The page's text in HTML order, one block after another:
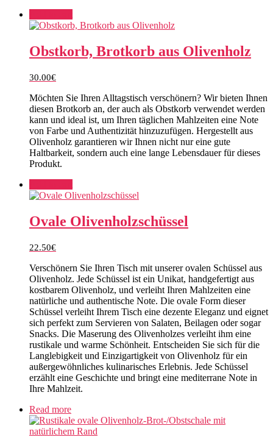
Obstkorb, Brotkorb aus Olivenholz
30.00€
Möchten Sie Ihren Alltagstisch verschönern? Wir bieten Ihnen
diesen Brotkorb an, der auch als Obstkorb verwendet werden
kann und ideal ist, um Ihren täglichen Mahlzeiten eine Note
von Farbe und Authentizität hinzuzufügen. Hergestellt aus
Olivenholz garantieren wir Ihnen nicht nur eine gute
Haltbarkeit, sondern auch eine lange Lebensdauer für dieses
Produkt.
Ovale Olivenholzschüssel
22.50€
Verschönern Sie Ihren Tisch mit unserer ovalen Schüssel aus
Olivenholz. Jede Schüssel ist ein Unikat, handgefertigt aus
kostbarem Olivenholz, und verleiht Ihren Mahlzeiten eine
natürliche und authentische Note. Die ovale Form dieser
Schüssel verleiht Ihrem Tisch eine dezente Eleganz und eignet
sich perfekt zum Servieren von Salaten, Beilagen oder sogar
Snacks. Die Maserung des Olivenholzes verleiht ihm eine
rustikale und warme Schönheit. Entscheiden Sie sich für die
Langlebigkeit und Einzigartigkeit von Olivenholz für ein
außergewöhnliches kulinarisches Erlebnis. Jede Schüssel
erzählt eine Geschichte und bringt eine mediterrane Note in
Ihre Mahlzeit.
Read more